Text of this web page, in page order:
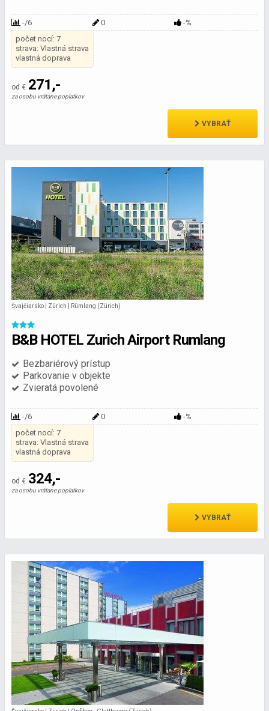
-/6 0
-%
počet nocí: 7
strava: Vlastná strava
vlastná doprava
od € 271,-
za osobu vrátane poplatkov
VYBRAŤ
Švajčiarsko | Zürich | Rümlang (Zürich)
B&B HOTEL Zurich Airport Rumlang
Bezbariérový prístup
Parkovanie v objekte
Zvieratá povolené
-/6 0
-%
počet nocí: 7
strava: Vlastná strava
vlastná doprava
od € 324,-
za osobu vrátane poplatkov
VYBRAŤ